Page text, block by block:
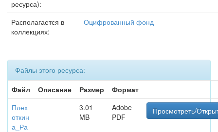
ресурса):
Располагается в
коллекциях:
Оцифрованный фонд
Файлы этого ресурса:
Файл
Описание Размер
Формат
Плех
откин
а_Ра
3.01
MB
Adobe
PDF
Просмотреть/